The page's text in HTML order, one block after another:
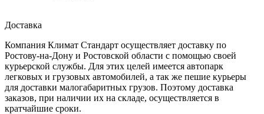
Доставка
Компания Климат Стандарт осуществляет доставку по
Ростову-на-Дону и Ростовской области с помощью своей
курьерской службы. Для этих целей имеется автопарк
легковых и грузовых автомобилей, а так же пешие курьеры
для доставки малогабаритных грузов. Поэтому доставка
заказов, при наличии их на складе, осуществляется в
кратчайшие сроки.